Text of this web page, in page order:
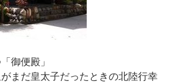
御便殿」
まだ皇太子だったときの北陸行幸